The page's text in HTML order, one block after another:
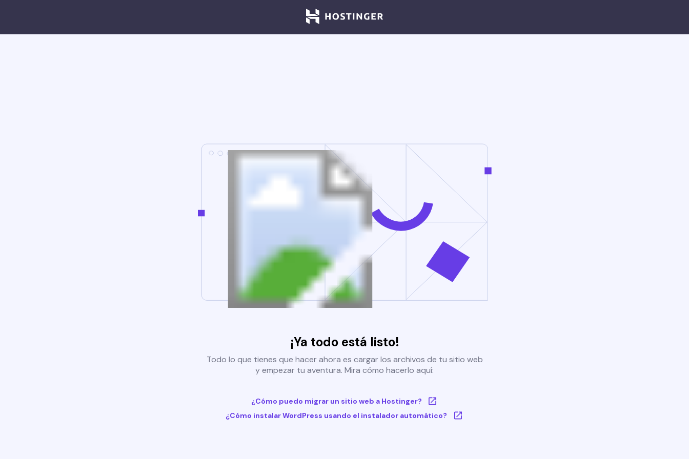
¡Ya todo está listo!
Todo lo que tienes que hacer ahora es cargar los archivos de tu sitio web
y empezar tu aventura. Mira cómo hacerlo aquí:
¿Cómo puedo migrar un sitio web a Hostinger?
¿Cómo instalar WordPress usando el instalador automático?